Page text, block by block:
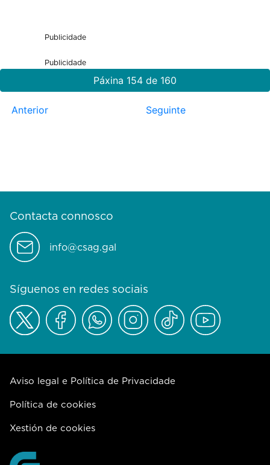
Publicidade
Publicidade
Páxina 154 de 160
Anterior Seguinte
Contacta connosco
info@csag.gal
Síguenos en redes sociais
Aviso legal e Política de Privacidade
Política de cookies
Xestión de cookies